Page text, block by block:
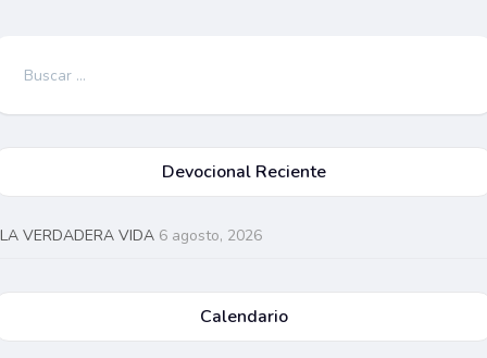
Buscar:
Devocional Reciente
LA VERDADERA VIDA 6 agosto, 2026
Calendario